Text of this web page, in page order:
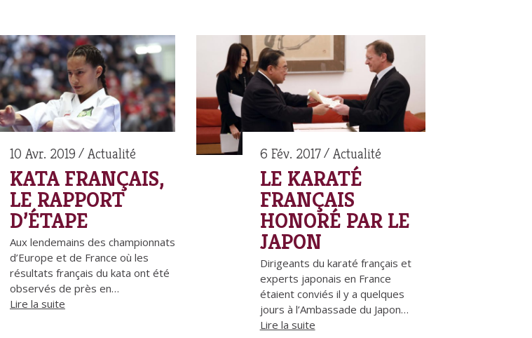
10 Avr. 2019 Actualité
KATA FRANÇAIS,
LE RAPPORT
D’ÉTAPE
Aux lendemains des championnats
d’Europe et de France où les
résultats français du kata ont été
observés de près en…
Lire la suite
6 Fév. 2017 Actualité
LE KARATÉ
FRANÇAIS
HONORÉ PAR LE
JAPON
Dirigeants du karaté français et
experts japonais en France
étaient conviés il y a quelques
jours à l’Ambassade du Japon…
Lire la suite